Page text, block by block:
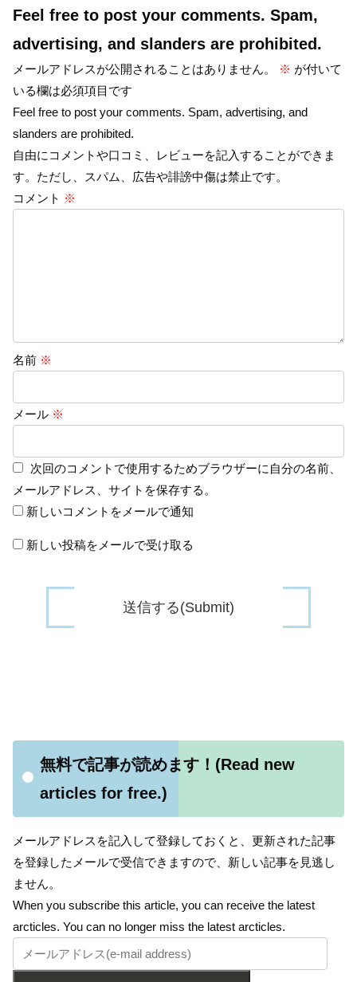
Feel free to post your comments. Spam,
advertising, and slanders are prohibited.
メールアドレスが公開されることはありません。 ※ が付いて
いる欄は必須項目です
Feel free to post your comments. Spam, advertising, and
slanders are prohibited.
自由にコメントや口コミ、レビューを記入することができま
す。ただし、スパム、広告や誹謗中傷は禁止です。
コメント ※
名前 ※
メール ※
次回のコメントで使用するためブラウザーに自分の名前、
メールアドレス、サイトを保存する。
新しいコメントをメールで通知
新しい投稿をメールで受け取る
無料で記事が読めます！(Read new
articles for free.)
メールアドレスを記入して登録しておくと、更新された記事
を登録したメールで受信できますので、新しい記事を見逃し
ません。
When you subscribe this article, you can receive the latest
arcticles. You can no longer miss the latest arcticles.